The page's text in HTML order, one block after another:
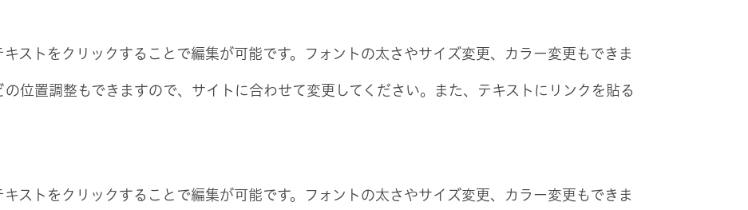
ストをクリックすることで編集が可能です。フォントの太さやサイズ変更、カラー変更もできま
位置調整もできますので、サイトに合わせて変更してください。また、テキストにリンクを貼る
ストをクリックすることで編集が可能です。フォントの太さやサイズ変更、カラー変更もできま